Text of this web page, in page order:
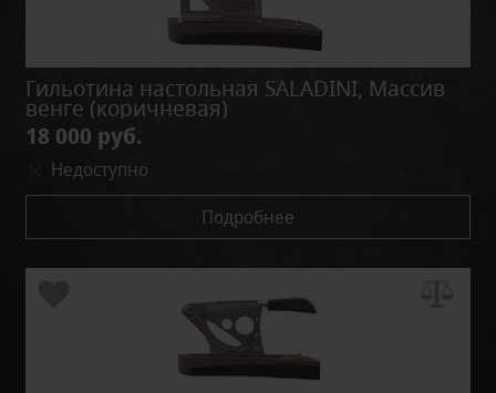
Гильотина настольная SALADINI, Массив
венге (коричневая)
18 000 руб.
Недоступно
Подробнее